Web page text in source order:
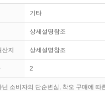
기타
상세설명참조
지 상세설명참조
2
소비자의 단순변심, 착오 구매에